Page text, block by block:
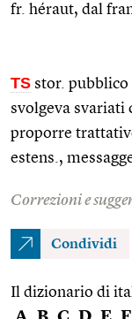
fr. héraut, dal
TS stor. pubblico
svolgeva svariati
proporre
estens.,
Correzioni e
Condividi
Il dizionario di